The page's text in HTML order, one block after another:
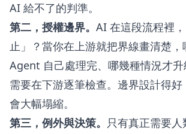
AI 給不了的判準。
第二，授權邊界。 AI 在這段流程裡
止」？當你在上游就把界線畫清楚，
Agent 自己處理完、哪幾種情況才
需要在下游逐筆檢查。邊界設計得
會大幅塌縮。
第三，例外與決策。 只有真正需要